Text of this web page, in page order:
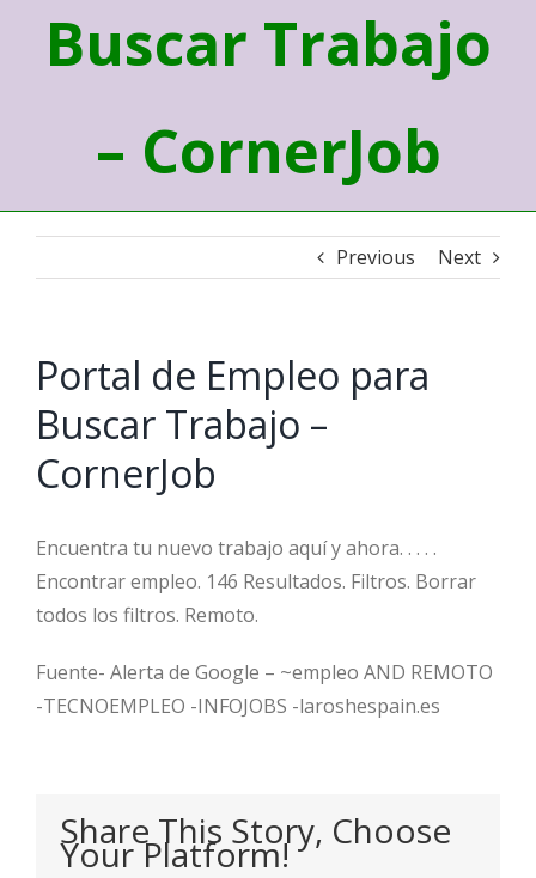
Buscar Trabajo
– CornerJob
Previous Next
Portal de Empleo para
Buscar Trabajo –
CornerJob
Encuentra tu nuevo trabajo aquí y ahora. ​. ​. ​. ​.
Encontrar empleo. 146 Resultados. Filtros. Borrar
todos los filtros. Remoto.
Fuente- Alerta de Google – ~empleo AND REMOTO
-TECNOEMPLEO -INFOJOBS -laroshespain.es
Share This Story, Choose
Your Platform!